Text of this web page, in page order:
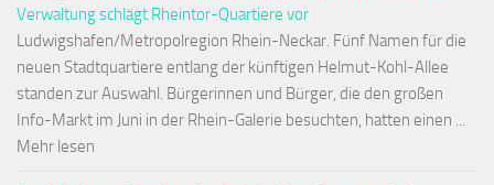
Verwaltung schlägt Rheintor-Quartiere vor
Ludwigshafen/Metropolregion Rhein-Neckar. Fünf Namen für die
neuen Stadtquartiere entlang der künftigen Helmut-Kohl-Allee
standen zur Auswahl. Bürgerinnen und Bürger, die den großen
Info-Markt im Juni in der Rhein-Galerie besuchten, hatten einen ...
Mehr lesen